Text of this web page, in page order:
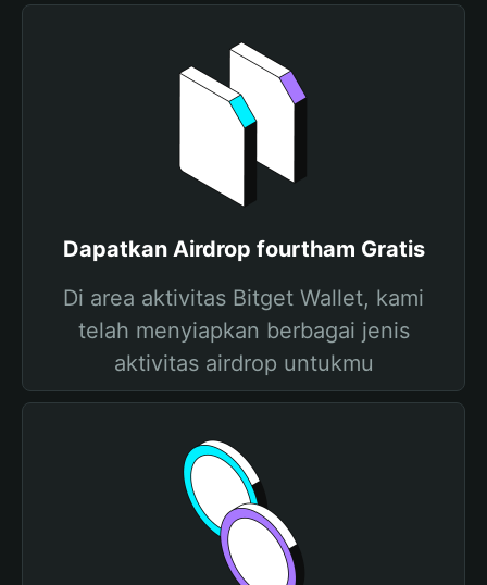
Dapatkan Airdrop fourtham Gratis
Di area aktivitas Bitget Wallet, kami
telah menyiapkan berbagai jenis
aktivitas airdrop untukmu